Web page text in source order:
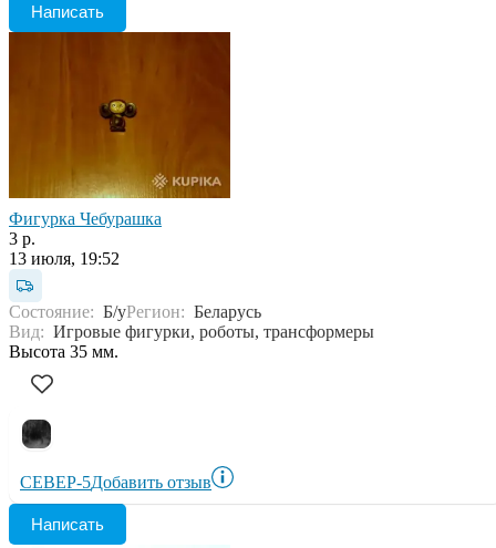
Написать
Фигурка Чебурашка
3 р.
13 июля, 19:52
Состояние: Б/уРегион: Беларусь
Вид: Игровые фигурки, роботы, трансформеры
Высота 35 мм.
СЕВЕР-5Добавить отзыв
Написать